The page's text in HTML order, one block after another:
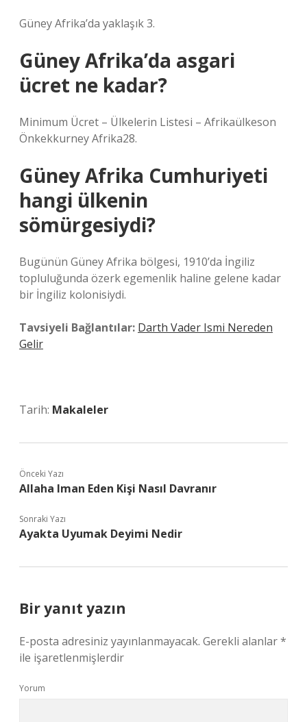
Güney Afrika’da yaklaşık 3.
Güney Afrika’da asgari
ücret ne kadar?
Minimum Ücret – Ülkelerin Listesi – Afrikaülkeson
Önkekkurney Afrika28.
Güney Afrika Cumhuriyeti
hangi ülkenin
sömürgesiydi?
Bugünün Güney Afrika bölgesi, 1910’da İngiliz
topluluğunda özerk egemenlik haline gelene kadar
bir İngiliz kolonisiydi.
Tavsiyeli Bağlantılar: Darth Vader Ismi Nereden
Gelir
Tarih: Makaleler
Önceki Yazı
Allaha Iman Eden Kişi Nasıl Davranır
Sonraki Yazı
Ayakta Uyumak Deyimi Nedir
Bir yanıt yazın
E-posta adresiniz yayınlanmayacak. Gerekli alanlar*
ile işaretlenmişlerdir
Yorum